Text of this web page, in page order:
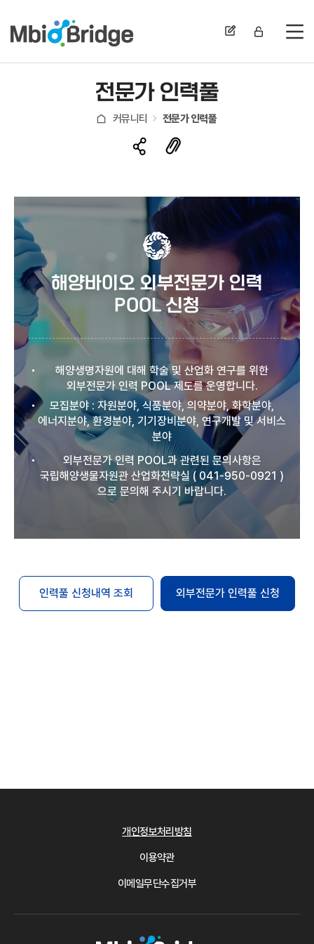
전
전문가 인력풀
커뮤니티 전문가 인력풀
해양바이오 외부전문가 인력
POOL 신청
해양생명자원에 대해 학술 및 산업화 연구를 위한
외부전문가 인력 POOL 제도를 운영합니다.
모집분야 : 자원분야, 식품분야, 의약분야, 화학분야,
에너지분야, 환경분야, 기기장비분야, 연구개발 및 서비스
분야
외부전문가 인력 POOL과 관련된 문의사항은
국립해양생물자원관 산업화전략실 ( 041-950-0921 )
으로 문의해 주시기 바랍니다.
인력풀 신청내역 조회 외부전문가 인력풀 신청
개인정보처리방침
이용약관
이메일무단수집거부